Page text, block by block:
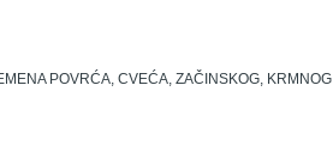
POVRĆA, CVEĆA, ZAČINSKOG, KRMNOG I